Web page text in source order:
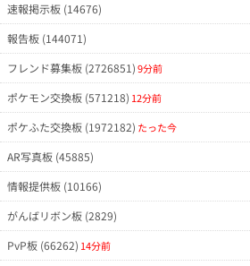
速報掲示板 (14676)
報告板 (144071)
フレンド募集板 (2726851)9分前
ポケモン交換板 (571218) 12分前
ポケふた交換板 (1972182) たった今
AR写真板 (45885)
情報提供板 (10166)
がんばリボン板 (2829)
PvP板 (66262) 14分前